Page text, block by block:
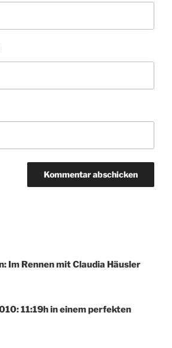
Im Rennen mit Claudia Häusler
11:19h in einem perfekten